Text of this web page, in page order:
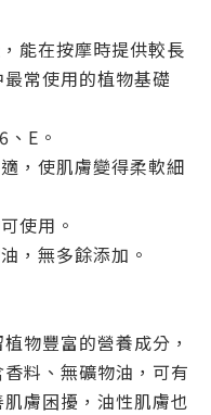
能在按摩時提供較長
常使用的植物基礎
E。
，使肌膚變得柔軟細
使用。
，無多餘添加。
物豐富的營養成分，
料、無礦物油，可有
膚困擾，油性肌膚也